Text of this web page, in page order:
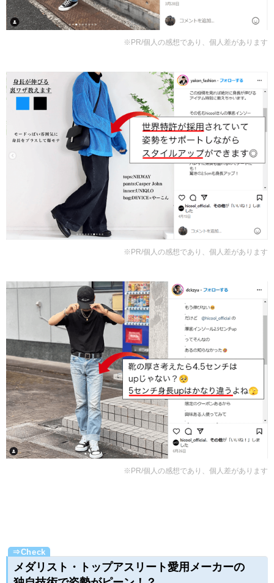
※PR/個人の感想であり、個人差があります
※PR/個人の感想であり、個人差があります
※PR/個人の感想であり、個人差があります
メダリスト・トップアスリート愛用メーカーの